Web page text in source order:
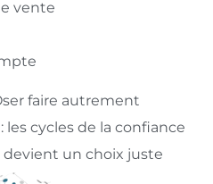
vente
faire autrement
les cycles de la confiance
un choix juste